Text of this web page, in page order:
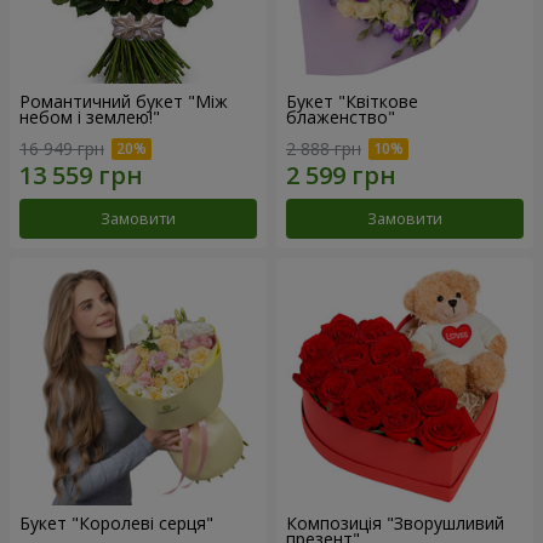
Романтичний букет "Між
небом і землею!"
16 949 грн
Замовити
Букет "Квіткове
блаженство"
2 888 грн
Замовити
Букет "Королеві серця" Композиція "Зворушливий